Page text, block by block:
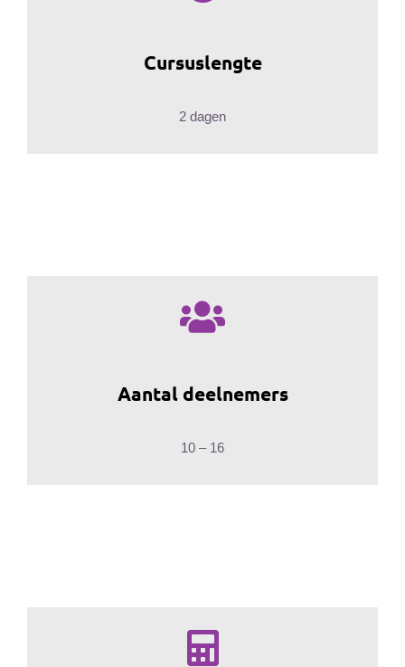
Cursuslengte
2 dagen
Aantal deelnemers
10 – 16